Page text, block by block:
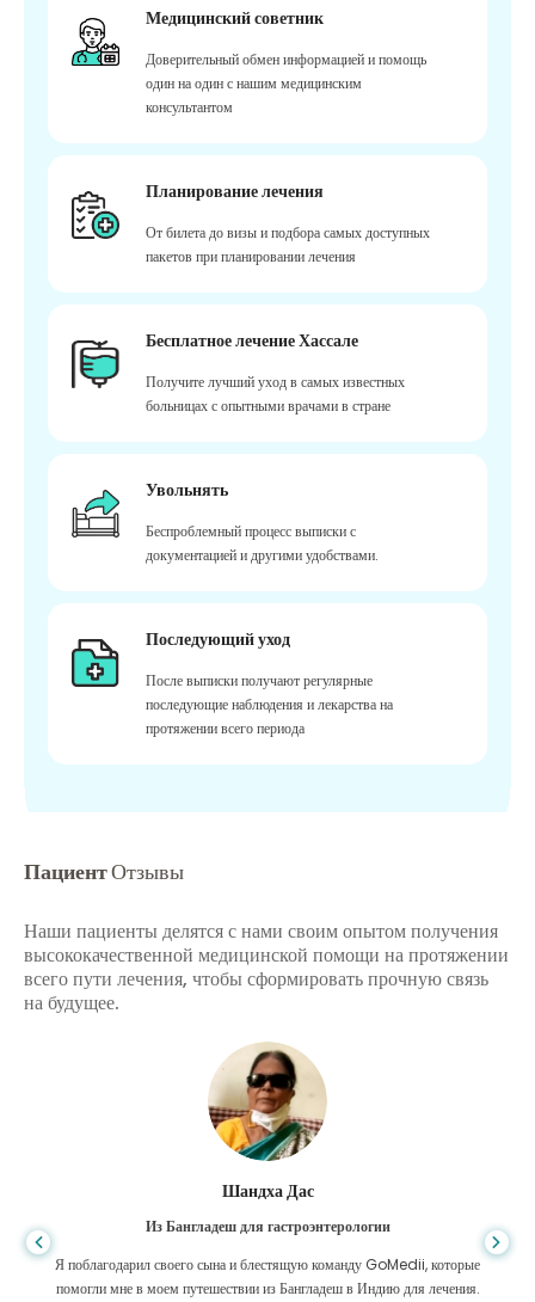
Медицинский советник
Доверительный обмен информацией и помощь
один на один с нашим медицинским
консультантом
Планирование лечения
От билета до визы и подбора самых доступных
пакетов при планировании лечения
Бесплатное лечение Хассале
Получите лучший уход в самых известных
больницах с опытными врачами в стране
Увольнять
Беспроблемный процесс выписки с
документацией и другими удобствами.
Последующий уход
После выписки получают регулярные
последующие наблюдения и лекарства на
протяжении всего периода
ПациентОтзывы
Наши пациенты делятся с нами своим опытом получения
высококачественной медицинской помощи на протяжении
всего пути лечения, чтобы сформировать прочную связь
на будущее.
Шандха Дас
Из Бангладеш для гастроэнтерологии
Я поблагодарил своего сына и блестящую команду GoMedii, которые
помогли мне в моем путешествии из Бангладеш в Индию для лечения.